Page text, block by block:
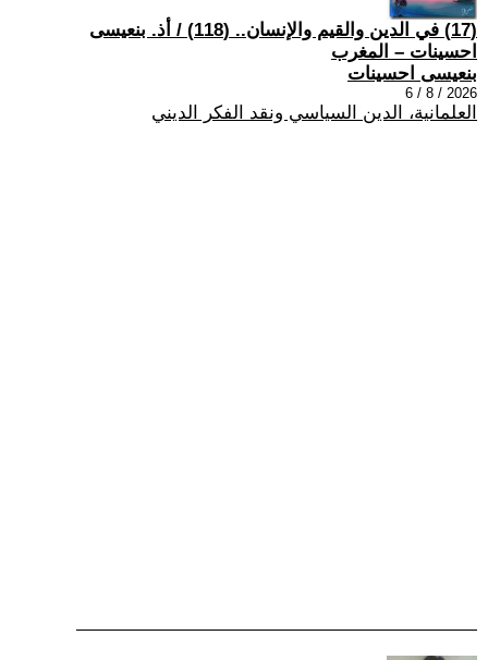
(17) في الدين والقيم والإنسان.. (118) / أذ. بنعيسى
احسينات – المغرب
بنعيسى احسينات
2026 / 8 / 6
العلمانية، الدين السياسي ونقد الفكر الديني